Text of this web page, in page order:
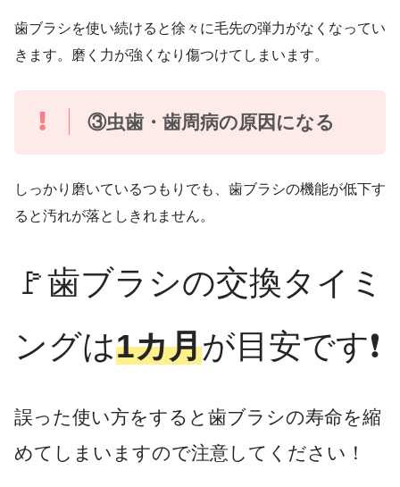
歯ブラシを使い続けると徐々に毛先の弾力がなくなってい
きます。磨く力が強くなり傷つけてしまいます。
③虫歯・歯周病の原因になる
しっかり磨いているつもりでも、歯ブラシの機能が低下す
ると汚れが落としきれません。
🚩歯ブラシの交換タイミ
ングは1カ月が目安です❗
誤った使い方をすると歯ブラシの寿命を縮
めてしまいますので注意してください！